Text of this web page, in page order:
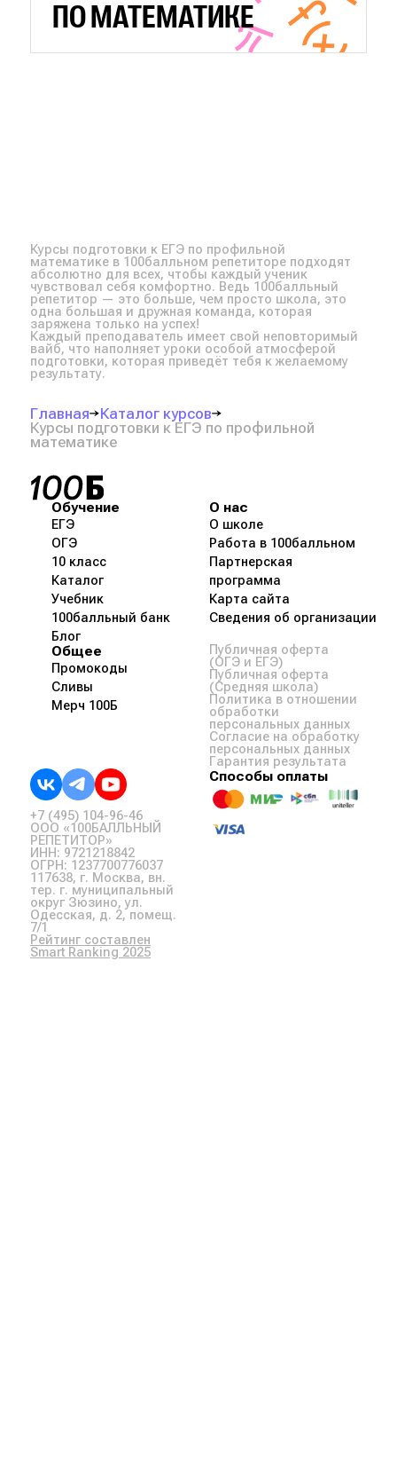
ПО МАТЕМАТИКЕ
Курсы подготовки к ЕГЭ по профильной
математике в 100балльном репетиторе подходят
абсолютно для всех, чтобы каждый ученик
чувствовал себя комфортно. Ведь 100балльный
репетитор — это больше, чем просто школа, это
одна большая и дружная команда, которая
заряжена только на успех!
Каждый преподаватель имеет свой неповторимый
вайб, что наполняет уроки особой атмосферой
подготовки, которая приведёт тебя к желаемому
результату.
Главная
Каталог курсов
Курсы подготовки к ЕГЭ по профильной
математике
Обучение
ЕГЭ
ОГЭ
10 класс
Каталог
Учебник
100балльный банк
Блог
О нас
О школе
Работа в 100балльном
Партнерская
программа
Карта сайта
Сведения об организации
Общее
Промокоды
Сливы
Мерч 100Б
+7 (495) 104-96-46
ООО «100БАЛЛЬНЫЙ
РЕПЕТИТОР»
ИНН: 9721218842
ОГРН: 1237700776037
117638, г. Москва, вн.
тер. г. муниципальный
округ Зюзино, ул.
Одесская, д. 2, помещ.
7/1
Рейтинг составлен
Smart Ranking 2025
Публичная оферта
(ОГЭ и ЕГЭ)
Публичная оферта
(Средняя школа)
Политика в отношении
обработки
персональных данных
Согласие на обработку
персональных данных
Гарантия результата
Способы оплаты